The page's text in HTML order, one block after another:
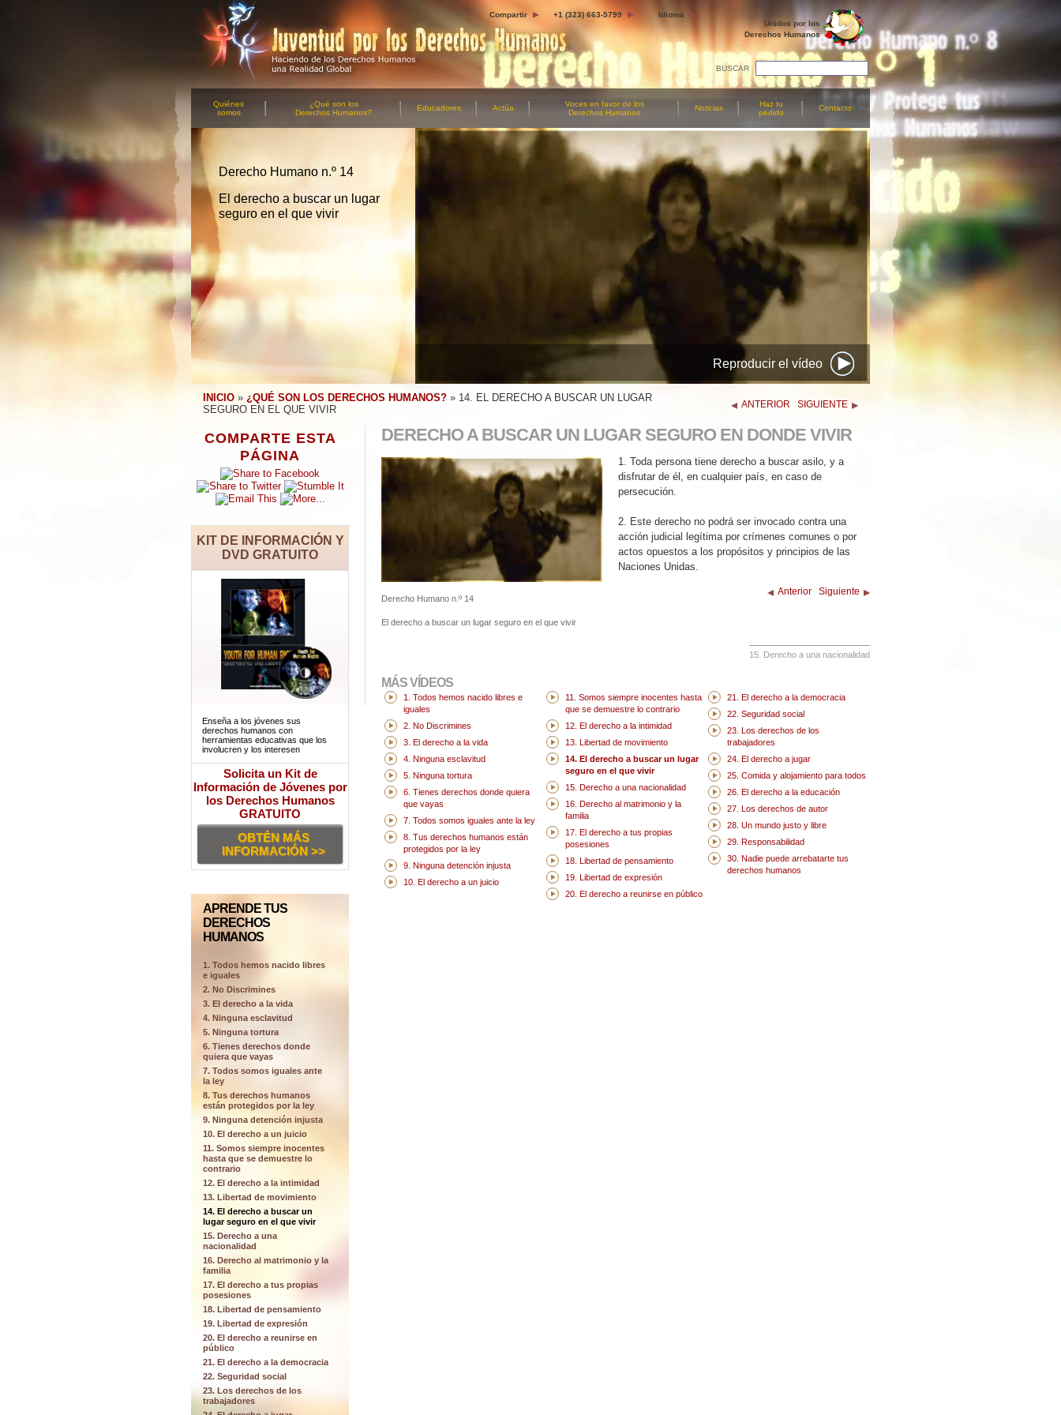
Compartir +1 (323) 663-5799
Idioma
Unidos por los
Derechos Humanos
BUSCAR
Quiénes
somos
¿Qué son los
Derechos Humanos?
Educadores Actúa Voces en favorde los
Derechos Humanos
Noticias
Haz tu
pedido
Contacto
Derecho Humano n.º 14
El derecho a buscar un lugar
seguro en el que vivir
Reproducir el vídeo
INICIO » ¿QUÉ SON LOS DERECHOS HUMANOS? » 14. EL DERECHO A BUSCAR UN LUGAR
SEGURO EN EL QUE VIVIR
ANTERIOR SIGUIENTE
COMPARTE ESTA
PÁGINA
KIT DE INFORMACIÓN Y
DVD GRATUITO
Enseña a los jóvenes sus
derechos humanos con
herramientas educativas que los
involucren y los interesen
Solicita un Kit de
Información de Jóvenes por
los Derechos Humanos
GRATUITO
OBTÉN MÁS
INFORMACIÓN >>
APRENDE TUS
DERECHOS
HUMANOS
1. Todos hemos nacido libres
e iguales
2. No Discrimines
3. El derecho a la vida
4. Ninguna esclavitud
5. Ninguna tortura
6. Tienes derechos donde
quiera que vayas
7. Todos somos iguales ante
la ley
8. Tus derechos humanos
están protegidos por la ley
9. Ninguna detención injusta
10. El derecho a un juicio
11. Somos siempre inocentes
hasta que se demuestre lo
contrario
12. El derecho a la intimidad
13. Libertad de movimiento
14. El derecho a buscar un
lugar seguro en el que vivir
15. Derecho a una
nacionalidad
16. Derecho al matrimonio y la
familia
17. El derecho a tus propias
posesiones
18. Libertad de pensamiento
19. Libertad de expresión
20. El derecho a reunirse en
público
21. El derecho a la democracia
22. Seguridad social
23. Los derechos de los
trabajadores
DERECHO A BUSCAR UN LUGAR SEGURO EN DONDE VIVIR
Derecho Humano n.º 14
El derecho a buscar un lugar seguro en el que vivir
1. Toda persona tiene derecho a buscar asilo, y a
disfrutar de él, en cualquier país, en caso de
persecución.
2. Este derecho no podrá ser invocado contra una
acción judicial legítima por crímenes comunes o por
actos opuestos a los propósitos y principios de las
Naciones Unidas.
Anterior Siguiente
15. Derecho a una nacionalidad
MÁS VÍDEOS
1. Todos hemos nacido libres e
iguales
2. No Discrimines
3. El derecho a la vida
4. Ninguna esclavitud
5. Ninguna tortura
6. Tienes derechos donde quiera
que vayas
7. Todos somos iguales ante la ley
8. Tus derechos humanos están
protegidos por la ley
9. Ninguna detención injusta
10. El derecho a un juicio
11. Somos siempre inocentes hasta
que se demuestre lo contrario
12. El derecho a la intimidad
13. Libertad de movimiento
14. El derecho a buscar un lugar
seguro en el que vivir
15. Derecho a una nacionalidad
16. Derecho al matrimonio y la
familia
17. El derecho a tus propias
posesiones
18. Libertad de pensamiento
19. Libertad de expresión
20. El derecho a reunirse en público
21. El derecho a la democracia
22. Seguridad social
23. Los derechos de los
trabajadores
24. El derecho a jugar
25. Comida y alojamiento para todos
26. El derecho a la educación
27. Los derechos de autor
28. Un mundo justo y libre
29. Responsabilidad
30. Nadie puede arrebatarte tus
derechos humanos